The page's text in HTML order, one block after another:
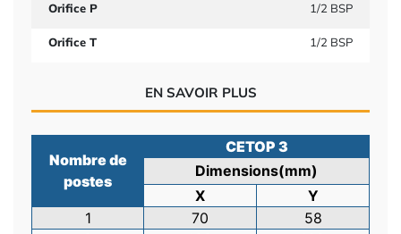
Orifice P 1/2 BSP
Orifice T 1/2 BSP
EN SAVOIR PLUS
Nombre de
postes
CETOP 3
Dimensions(mm)
X
Y
1
70
58